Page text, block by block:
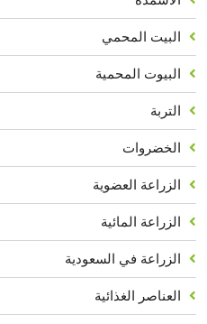
البيت المحمي
البيوت المحمية
التربة
الخضروات
الزراعة العضوية
الزراعة المائية
الزراعة في السعودية
العناصر الغذائية